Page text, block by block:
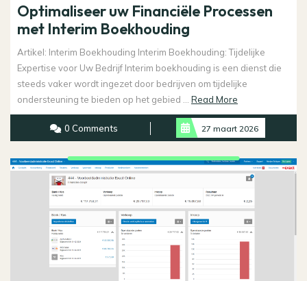
Optimaliseer uw Financiële Processen
met Interim Boekhouding
Artikel: Interim Boekhouding Interim Boekhouding: Tijdelijke
Expertise voor Uw Bedrijf Interim boekhouding is een dienst die
steeds vaker wordt ingezet door bedrijven om tijdelijke
ondersteuning te bieden op het gebied ... Read More
More
0 Comments
27 maart 2026